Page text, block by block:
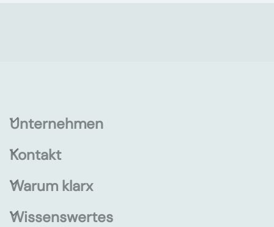
Unternehmen
Kontakt
Warum klarx
Wissenswertes